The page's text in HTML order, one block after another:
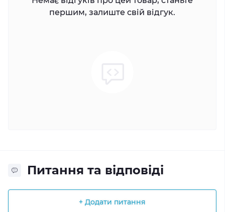
першим, залиште свій відгук.
Питання та відповіді
+ Додати питання